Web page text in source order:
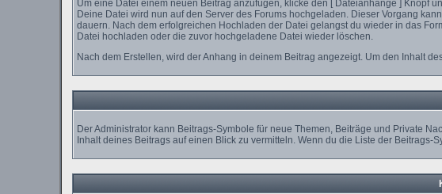
Um eine Datei einem neuen Beitrag anzufügen, klicke den [ Dateianhänge ] Knopf
Deine Datei wird nun auf den Server des Forums hochgeladen. Dieser Vorgang
dauern. Nach dem erfolgreichen Hochladen der Datei gelangst du wieder in das
Datei hochladen oder die zuvor hochgeladene Datei wieder löschen.
Nach dem Erstellen, wird der Anhang in deinem Beitrag angezeigt. Um den Inhalt
Der Administrator kann Beitrags-Symbole für neue Themen, Beiträge und Private
Inhalt deines Beitrags auf einen Blick zu vermitteln. Wenn du die Liste der